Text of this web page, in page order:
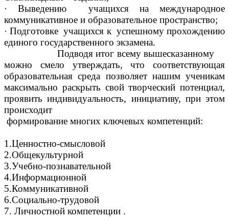
· Выведению учащихся на международное
коммуникативное и образовательное пространство;
· Подготовке учащихся к успешному прохождению
единого государственного экзамена.
итог всему вышесказанному
можно смело утверждать, что соответствующая
образовательная среда позволяет нашим ученикам
максимально раскрыть свой творческий потенциал,
проявить индивидуальность, инициативу, при этом
происходит
формирование многих ключевых компетенций:
1.Ценностно-смысловой
2.Общекультурной
3.Учебно-познавательной
4.Информационной
5.Коммуникативной
6.Социально-трудовой
7. Личностной компетенции .